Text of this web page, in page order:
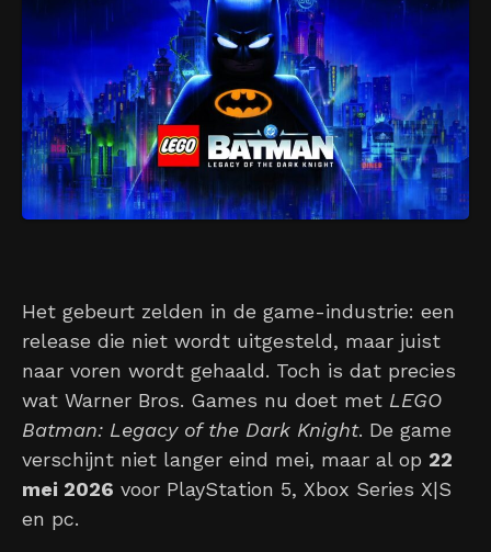
Het gebeurt zelden in de game-industrie: een
release die niet wordt uitgesteld, maar juist
naar voren wordt gehaald. Toch is dat precies
wat Warner Bros. Games nu doet met LEGO
Batman: Legacy of the Dark Knight. De game
verschijnt niet langer eind mei, maar al op 22
mei 2026 voor PlayStation 5, Xbox Series X|S
en pc.